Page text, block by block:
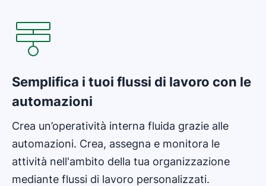
Semplifica i tuoi flussi di lavoro con le
automazioni
Crea un’operatività interna fluida grazie alle
automazioni. Crea, assegna e monitora le
attività nell'ambito della tua organizzazione
mediante flussi di lavoro personalizzati.